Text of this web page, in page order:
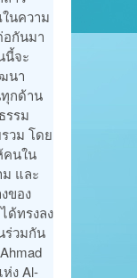
นความ
กันมา
นี้จะ
นา
กด้าน
รรม
วม โดย
คนใน
และ
ของ
ด้ทรงลง
ร่วมกัน
ง Al-